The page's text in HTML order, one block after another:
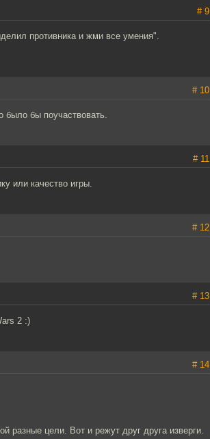
# 9
противника и жми все умения".
# 10
было бы поучаствовать.
# 11
или качество игры.
# 12
# 13
2 :)
# 14
разные цели. Вот и режут друг друга изверги.